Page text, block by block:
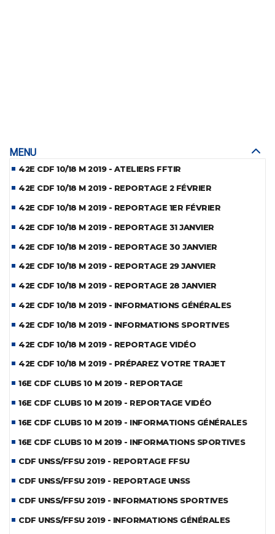
MENU
42E CDF 10/18 M 2019 - ATELIERS FFTIR
42E CDF 10/18 M 2019 - REPORTAGE 2 FÉVRIER
42E CDF 10/18 M 2019 - REPORTAGE 1ER FÉVRIER
42E CDF 10/18 M 2019 - REPORTAGE 31 JANVIER
42E CDF 10/18 M 2019 - REPORTAGE 30 JANVIER
42E CDF 10/18 M 2019 - REPORTAGE 29 JANVIER
42E CDF 10/18 M 2019 - REPORTAGE 28 JANVIER
42E CDF 10/18 M 2019 - INFORMATIONS GÉNÉRALES
42E CDF 10/18 M 2019 - INFORMATIONS SPORTIVES
42E CDF 10/18 M 2019 - REPORTAGE VIDÉO
42E CDF 10/18 M 2019 - PRÉPAREZ VOTRE TRAJET
16E CDF CLUBS 10 M 2019 - REPORTAGE
16E CDF CLUBS 10 M 2019 - REPORTAGE VIDÉO
16E CDF CLUBS 10 M 2019 - INFORMATIONS GÉNÉRALES
16E CDF CLUBS 10 M 2019 - INFORMATIONS SPORTIVES
CDF UNSS/FFSU 2019 - REPORTAGE FFSU
CDF UNSS/FFSU 2019 - REPORTAGE UNSS
CDF UNSS/FFSU 2019 - INFORMATIONS SPORTIVES
CDF UNSS/FFSU 2019 - INFORMATIONS GÉNÉRALES